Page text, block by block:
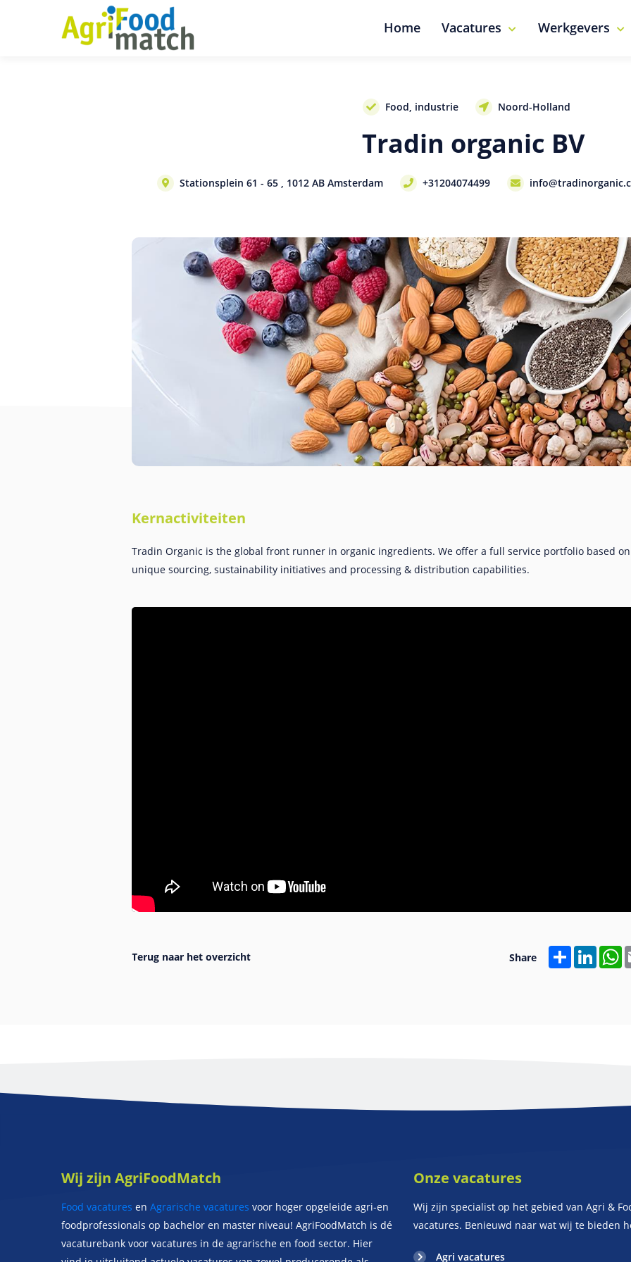
Home Vacatures Werkgevers
Food, industrie Noord-Holland
Tradin organic BV
Stationsplein 61 - 65 , 1012 AB Amsterdam +31204074499
Kernactiviteiten
Tradin Organic is the global front runner in organic ingredients. We offer a full service portfolio based
unique sourcing, sustainability initiatives and processing & distribution capabilities.
Share Share
Wij zijn AgriFoodMatch
Food vacatures en Agrarische vacatures voor hoger opgeleide agri-en
foodprofessionals op bachelor en master niveau! AgriFoodMatch is dé
vacaturebank voor vacatures in de agrarische en food sector. Hier
Onze vacatures
Wij zijn specialist op het gebied van Agri &
vacatures. Benieuwd naar wat wij te bieden
Agri vacatures